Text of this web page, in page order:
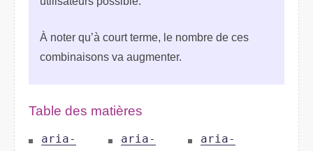
À noter qu’à court terme, le nombre de ces
combinaisons va augmenter.
Table des matières
aria-
aria-
aria-